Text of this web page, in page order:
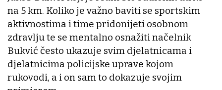
na 5 km. Koliko je važno baviti se sportskim
aktivnostima i time pridonijeti osobnom
zdravlju te se mentalno osnažiti načelnik
Bukvić često ukazuje svim djelatnicama i
djelatnicima policijske uprave kojom
rukovodi, a i on sam to dokazuje svojim